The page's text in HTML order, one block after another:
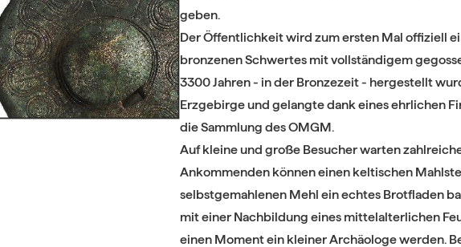
geben.
Der Öffentlichkeit wird zum ersten Mal offiziell
bronzenen Schwertes mit vollständigem
3300 Jahren - in der Bronzezeit - hergestellt
Erzgebirge und gelangte dank eines ehrlichen
die Sammlung des OMGM.
Auf kleine und große Besucher warten
Ankommenden können einen keltischen
selbstgemahlenen Mehl ein echtes Brotfladen
mit einer Nachbildung eines mittelalterlichen
einen Moment ein kleiner Archäologe werden.